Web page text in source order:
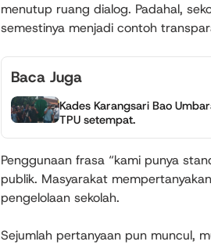
menutup ruang dialog. Padahal,
semestinya menjadi contoh
Baca Juga
Kades Karangsari Bao
TPU setempat.
Penggunaan frasa “kami punya
publik. Masyarakat
pengelolaan sekolah.
Sejumlah pertanyaan pun muncul,